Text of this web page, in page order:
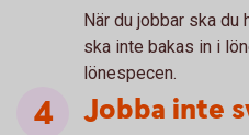
När du jobbar ska du
ska inte bakas in i
lönespecen.
Jobba inte